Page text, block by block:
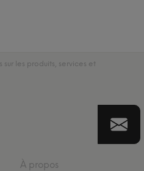
les produits, services et
À propos